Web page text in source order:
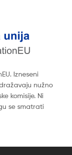
Izneseni
nužno
komisije. Ni
se smatrati